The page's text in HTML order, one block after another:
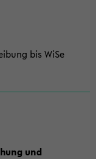
bis WiSe
und